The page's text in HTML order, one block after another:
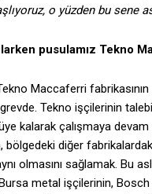
o yüzden bu sene
pusulamız Tekno
Maccaferri
Tekno işçilerinin
kalarak çalışmaya
bölgedeki diğer
olmasını sağlamak. Bu
metal işçilerinin, Bosch